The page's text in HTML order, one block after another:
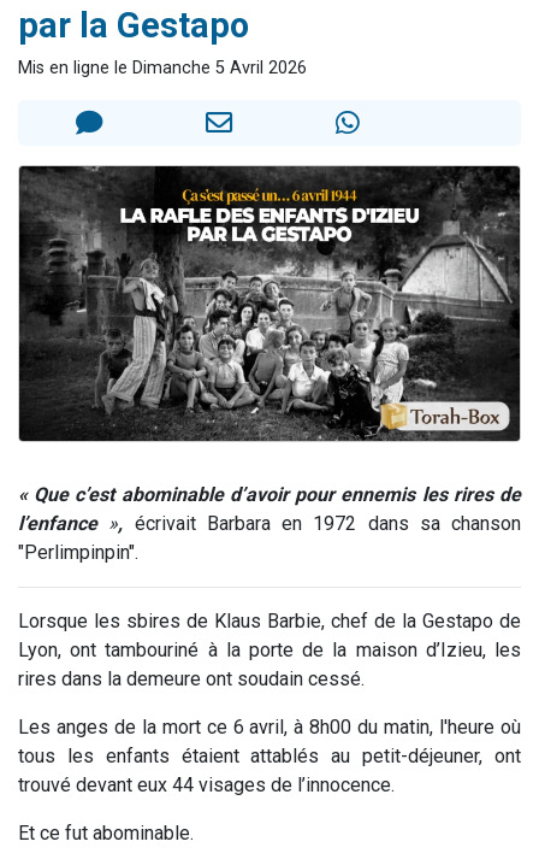
Eva vient de donner son Maasser
Eli vient de donner son Maasser
par la Gestapo
Mis en ligne le Dimanche 5 Avril 2026
« Que c’est abominable d’avoir pour ennemis les rires de
l’enfance», écrivait Barbaraen 1972 dans sa chanson
"Perlimpinpin".
Lorsque les sbires de Klaus Barbie, chef de la Gestapo de
Lyon, ont tambouriné à la porte de la maison d’Izieu, les
rires dans la demeure ont soudain cessé.
Les anges de la mort ce 6 avril, à 8h00 du matin, l'heure où
tous les enfants étaient attablés au petit-déjeuner, ont
trouvé devant eux 44 visages de l’innocence.
Et ce fut abominable.